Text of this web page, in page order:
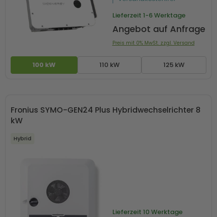
100 kW 110 kW 125 kW
Lieferzeit 1-6 Werktage
Angebot auf Anfrage
Preis mit 0% MwSt. zzgl. Versand
Fronius SYMO-GEN24 Plus Hybridwechselrichter 8
kW
Hybrid
Lieferzeit 10 Werktage